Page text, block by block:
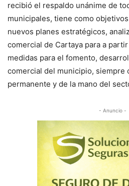
recibió el respaldo unánime de
municipales, tiene como
nuevos planes estratégicos,
comercial de Cartaya para a
medidas para el fomento,
comercial del municipio, siempre
permanente y de la mano del
- Anuncio -